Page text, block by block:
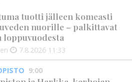
tuotti jälleen komeasti
nuorille – palkittavat
loppuvuodesta
7.8.2026 11:33
9:00